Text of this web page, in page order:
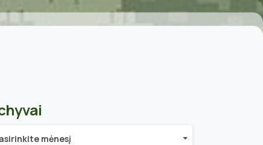
mėnesį